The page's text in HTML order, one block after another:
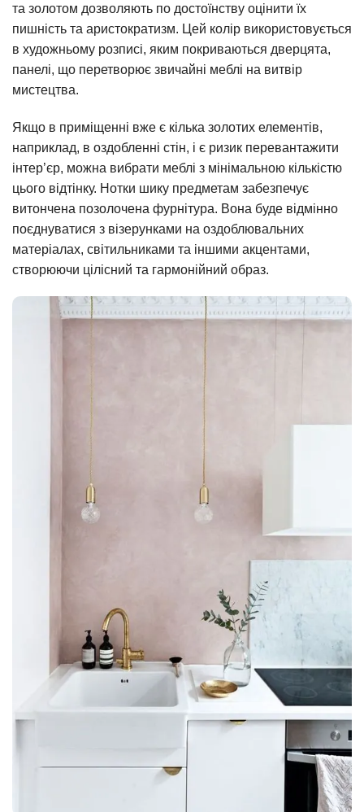
та золотом дозволяють по достоїнству оцінити їх
пишність та аристократизм. Цей колір використовується
в художньому розписі, яким покриваються дверцята,
панелі, що перетворює звичайні меблі на витвір
мистецтва.
Якщо в приміщенні вже є кілька золотих елементів,
наприклад, в оздобленні стін, і є ризик перевантажити
інтер’єр, можна вибрати меблі з мінімальною кількістю
цього відтінку. Нотки шику предметам забезпечує
витончена позолочена фурнітура. Вона буде відмінно
поєднуватися з візерунками на оздоблювальних
матеріалах, світильниками та іншими акцентами,
створюючи цілісний та гармонійний образ.